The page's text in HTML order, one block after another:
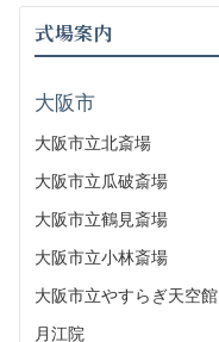
式場案内
大阪市
大阪市立北斎場
大阪市立瓜破斎場
大阪市立鶴見斎場
大阪市立小林斎場
大阪市立やすらぎ天空館
月江院